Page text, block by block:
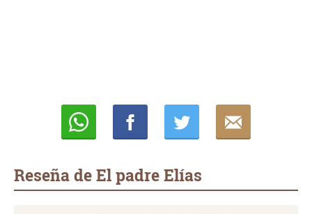
Reseña de El padre Elías